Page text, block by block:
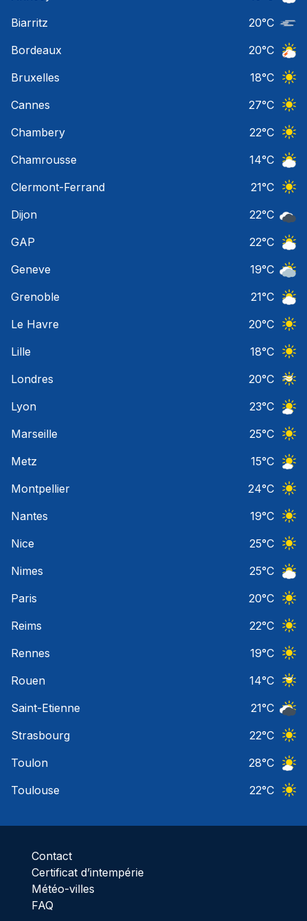
Biarritz
20°C
Bordeaux
20°C
Bruxelles
18°C
Cannes
27°C
Chambery
22°C
Chamrousse
14°C
Clermont-Ferrand
21°C
Dijon
22°C
GAP
22°C
Geneve
19°C
Grenoble
21°C
Le Havre
20°C
Lille
18°C
Londres
20°C
Lyon
23°C
Marseille
25°C
Metz
15°C
Montpellier
24°C
Nantes
19°C
Nice
25°C
Nimes
25°C
Paris
20°C
Reims
22°C
Rennes
19°C
Rouen
14°C
Saint-Etienne
21°C
Strasbourg
22°C
Toulon
28°C
Toulouse
22°C
Contact
Certificat d’intempérie
Météo-villes
FAQ